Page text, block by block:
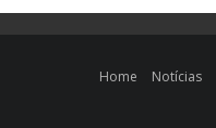
Home Notícias